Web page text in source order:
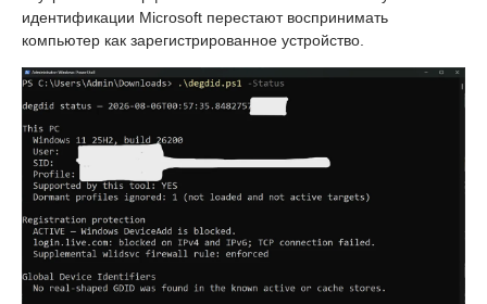
идентификации Microsoft перестают воспринимать
компьютер как зарегистрированное устройство.